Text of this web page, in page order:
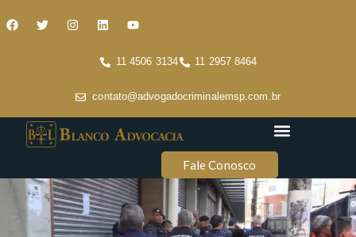
11 4506 3134 11 2957 8464
contato@advogadocriminalemsp.com.br
Fale Conosco